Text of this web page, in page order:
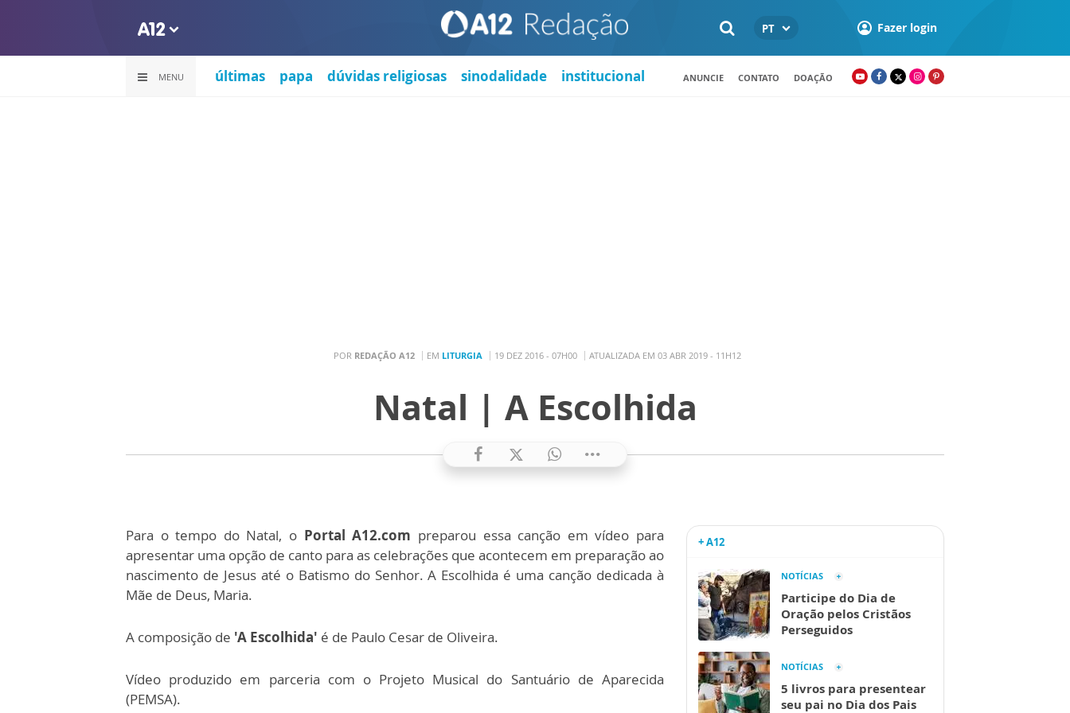
PT Fazer login
MENU últimas papa dúvidas religiosas sinodalidade institucional ANUNCIE CONTATO DOAÇÃO
POR REDAÇÃO A12 EM LITURGIA 19 DEZ 2016 - 07H00 ATUALIZADA EM 03 ABR 2019 - 11H12
Natal | A Escolhida
Para o tempo do Natal, o Portal A12.com preparou essa canção em vídeo para
apresentar uma opção de canto para as celebrações que acontecem em preparação ao
nascimento de Jesus até o Batismo do Senhor. A Escolhida é uma canção dedicada à
Mãe de Deus, Maria.
A composição de 'A Escolhida' é de Paulo Cesar de Oliveira.
Vídeo produzido em parceria com o Projeto Musical do Santuário de Aparecida
(PEMSA).
+ A12
NOTÍCIAS
Participe do Dia de
Oração pelos Cristãos
Perseguidos
NOTÍCIAS
5 livros para presentear
seu pai no Dia dos Pais